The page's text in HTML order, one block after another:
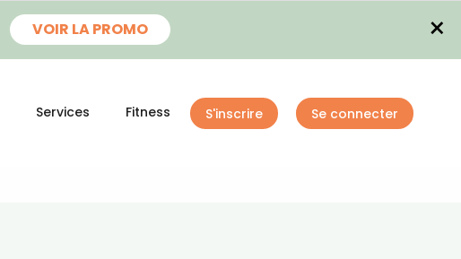
VOIR LA PROMO ×
Services Fitness S'inscrire Se connecter